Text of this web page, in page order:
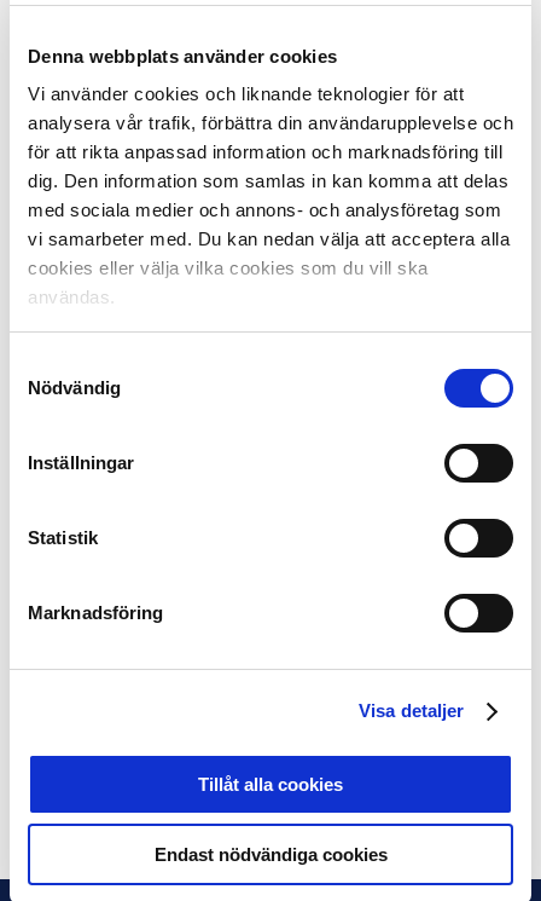
Denna webbplats använder cookies
Vi använder cookies och liknande teknologier för att
analysera vår trafik, förbättra din användarupplevelse och
för att rikta anpassad information och marknadsföring till
dig. Den information som samlas in kan komma att delas
med sociala medier och annons- och analysföretag som
vi samarbeter med. Du kan nedan välja att acceptera alla
cookies eller välja vilka cookies som du vill ska
användas.
Nödvändig
Inställningar
Statistik
Marknadsföring
Visa detaljer
Tillåt alla cookies
Endast nödvändiga cookies
Sirius jobbar med och kände att det var en bra väg att
För Ian Sirelius, som utöver CSR-arbete i Sirius också
har en roll som vindsnabb yttermittfältare i Sirius A-lag,
har det alltid varit ett mål att utvidga det
samhällsarbete han varit med och format.
– Jag, Niklas Busch Thor och Daniel Ahonen (tidigare
lagkamrater, reds. amn.) startade fotboll för
samhällsarbete, säger Ian Sirelius och fortsätter.
som kommer och spelar varje kväll och tanken har hela
ungdomarna på fler sätt än att bara öppna hallarna. I
och med det här samarbetet kan vi göra det och får en
viktigast för ungdomarna: skola och sysselsättning,
ett samarbete mellan Sirius fotboll, Arbetsförmedlingen i